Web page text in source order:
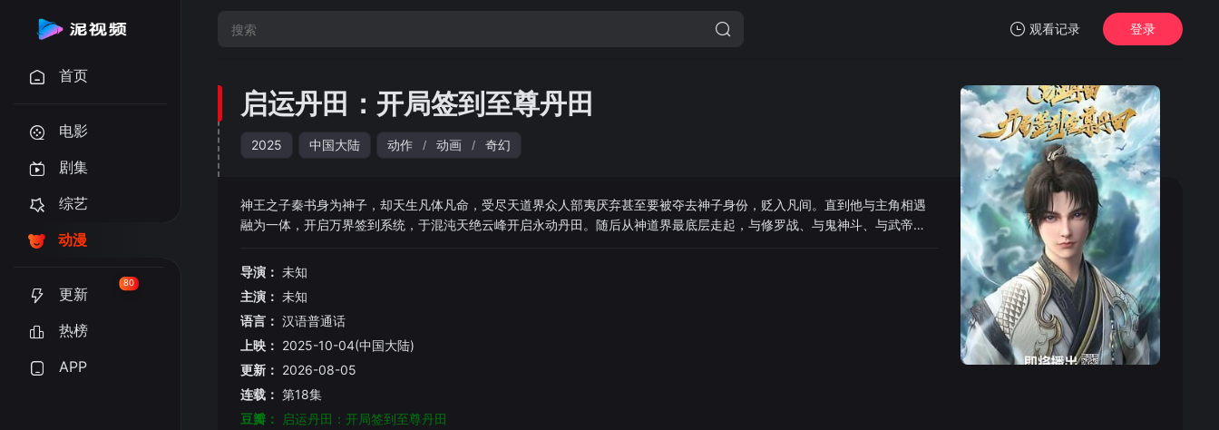
观看记录
暂无观看影片的记录
登录
首页
电影
剧集
综艺
动漫
更新
80
热榜
APP
启运丹田：开局签到至尊丹田
2025 中国大陆 动作 / 动画 / 奇幻
神王之子秦书身为神子，却天生凡体凡命，受尽天道界众人部夷厌弃甚至要被夺去神子身份，贬入凡间。直到他与主角相遇
融为一体，开启万界签到系统，于混沌天绝云峰开启永动丹田。随后从神道界最底层走起，与修罗战、与鬼神斗、与武帝
的生死决斗之中脱颖而出，独战九大帝子，破混元天尊夺取神道界的惊天密谋，成就新一代大帝。
导演： 未知
主演： 未知
语言： 汉语普通话
上映： 2025-10-04(中国大陆)
更新： 2026-08-05
连载： 第18集
豆瓣：
启运丹田：开局签到至尊丹田